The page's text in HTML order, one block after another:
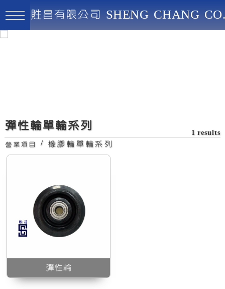
彈性輪單輪系列
1 results
營業項目 / 橡膠輪單輪系列
彈性輪
貹昌有限公司 SHENG CHANG